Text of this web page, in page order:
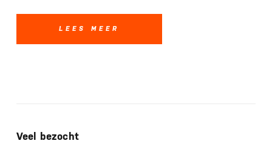
LEES MEER
Veel bezocht